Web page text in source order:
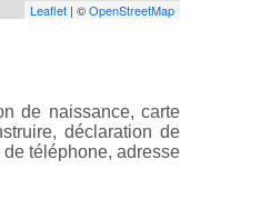
Leaflet | ©OpenStreetMap
de naissance, carte
déclaration de
téléphone, adresse